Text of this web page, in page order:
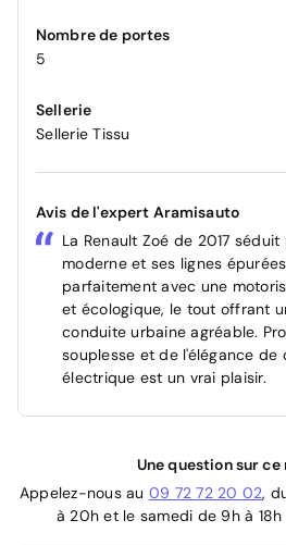
Nombre de portes
5
Sellerie
Sellerie Tissu
Avis de l'expert Aramisauto
La Renault Zoé de 2017
moderne et ses lignes
parfaitement avec une
et écologique, le tout offrant
conduite urbaine agréable.
souplesse et de l'élégance de
électrique est un vrai plaisir.
Une question sur ce
Appelez-nous au 09 72 72 20 02,
à 20h et le samedi de 9h à